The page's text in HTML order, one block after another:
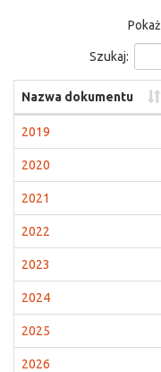
Pokaż
Szukaj:
Nazwa dokumentu
2019
2020
2021
2022
2023
2024
2025
2026